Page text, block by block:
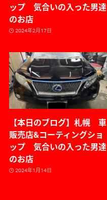
ップ 気合いの入った男達
のお店
2024年2月17日
【本日のブログ】札幌 車
販売店&コーティングショ
ップ 気合いの入った男達
のお店
2024年1月14日